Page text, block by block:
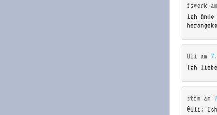
fswerk
ich finde
Uli am
Ich
stfm am
@Uli: